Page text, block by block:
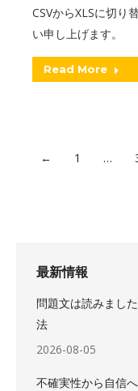
CSVからXLSに切り
い申し上げます。
Read More
← 1 …
最新情報
問題文は読みまし
法
2026-08-05
不確実性から自信